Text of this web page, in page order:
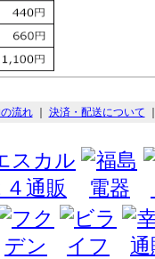
流れ｜ 決済・配送について